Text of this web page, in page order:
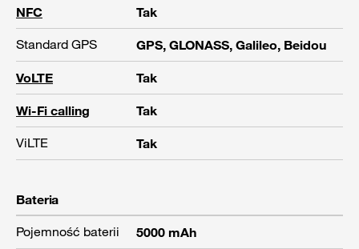
NFC
Tak
Standard GPS
GPS, GLONASS, Galileo, Beidou
VoLTE Tak
Wi-Fi calling
Tak
ViLTE
Tak
Bateria
Pojemność baterii
5000 mAh